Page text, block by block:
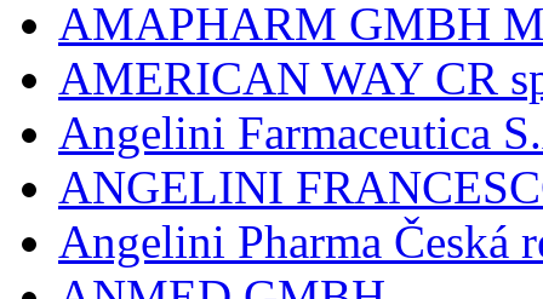
AMAPHARM GMBH
AMERICAN WAY CR
Angelini Farmaceutica
ANGELINI
Angelini Pharma Česká